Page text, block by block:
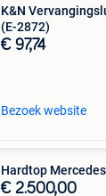
K&N
(E-2872)
€ 97,74
Bezoek website
Hardtop
€ 2.500,00